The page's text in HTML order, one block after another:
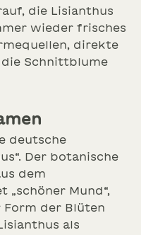
die Lisianthus
wieder frisches
direkte
die Schnittblume
deutsche
Der botanische
dem
Mund“,
Form der Blüten
als